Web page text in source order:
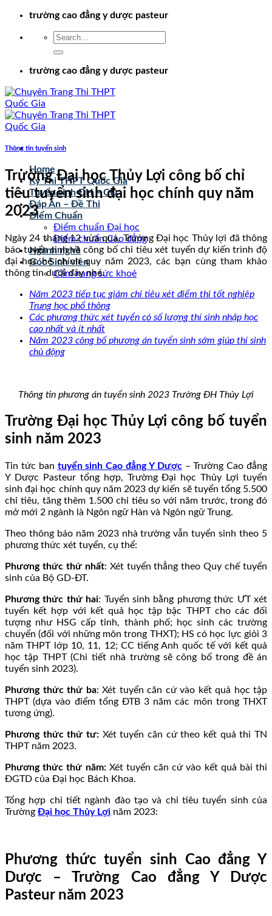
Chuyểntrường cao đẳng y dược pasteur
trường cao đẳng y dược pasteur
Home
Kỳ Thi THPT Quốc Gia
Tuyển sinh ĐH – CĐ
Đáp Án – Đề Thi
Điểm Chuẩn
Điểm chuẩn Đại học
Điểm chuẩn Cao đẳng
Ngành nghề
Góc Sinh viên
Cẩm nang sức khoẻ
Thông tin tuyển sinh
Trường Đại học Thủy Lợi công bố chỉ
tiêu tuyển sinh đại học chính quy năm
2023
Ngày 24 tháng 12 vừa quá, Trường Đại học Thủy lợi đã thông
báo tuyển sinh và công bố chỉ tiêu xét tuyển dự kiến trình độ
đại học hệ chính quy năm 2023, các bạn cùng tham khảo
thông tin dưới đây nhé.
Năm 2023 tiếp tục giảm chỉ tiêu xét điểm thi tốt nghiệp
Trung học phổ thông
Các phương thức xét tuyển có số lượng thí sinh nhập học
cao nhất và ít nhất
Năm 2023 công bố phương án tuyển sinh sớm giúp thí sinh
chủ động
Thông tin phương án tuyển sinh 2023 Trường ĐH Thủy Lợi
Trường Đại học Thủy Lợi công bố tuyển
sinh năm 2023
Tin tức ban tuyển sinh Cao đẳng Y Dược– Trường Cao đẳng
Y Dược Pasteur tổng hợp, Trường Đại học Thủy Lợi tuyển
sinh đại học chính quy năm 2023 dự kiến sẽ tuyển tổng 5.500
chỉ tiêu, tăng thêm 1.500 chỉ tiêu so với năm trước, trong đó
mở mới 2 ngành là Ngôn ngữ Hàn và Ngôn ngữ Trung.
Theo thông báo năm 2023 nhà trường vẫn tuyển sinh theo 5
phương thức xét tuyển, cụ thể:
Phương thức thứ nhất: Xét tuyển thẳng theo Quy chế tuyển
sinh của Bộ GD-ĐT.
Phương thức thứ hai: Tuyển sinh bằng phương thức ƯT xét
tuyển kết hợp với kết quả học tập bậc THPT cho các đối
tượng như HSG cấp tỉnh, thành phố; học sinh các trường
chuyển (đối với những môn trong THXT); HS có học lực giỏi 3
năm THPT lớp 10, 11, 12; CC tiếng Anh quốc tế với kết quả
học tập THPT (Chi tiết nhà trường sẽ công bố trong đề án
tuyển sinh 2023).
Phương thức thứ ba: Xét tuyển căn cứ vào kết quả học tập
THPT (dựa vào điểm tổng ĐTB 3 năm các môn trong THXT
tương ứng).
Phương thức thứ tư: Xét tuyển căn cứ theo kết quả thi TN
THPT năm 2023.
Phương thức thứ năm:Xét tuyển căn cứ vào kết quả bài thi
ĐGTD của Đại học Bách Khoa.
Tổng hợp chi tiết ngành đào tạo và chỉ tiêu tuyển sinh của
Trường Đại học Thủy Lợi năm 2023:
Phương thức tuyển sinh Cao đẳng Y
Dược – Trường Cao đẳng Y Dược
Pasteur năm 2023